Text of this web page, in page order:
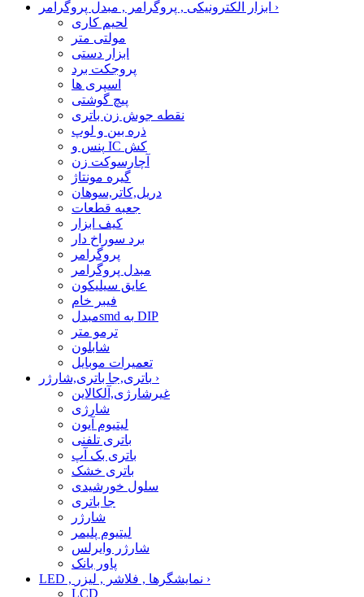
›
لحیم کاری
مولتی متر
ابزار دستی
پروجکت برد
اسپری ها
پیچ گوشتی
نقطه جوش زن باتری
ذره بین و لوپ
پنس و IC کش
آچارسوکت زن
گیره مونتاژ
دریل,کاتر,سوهان
جعبه قطعات
کیف ابزار
برد سوراخ دار
پروگرامر
مبدل پروگرامر
عایق سیلیکون
فیبر خام
مبدلsmd به DIP
ترمو متر
شابلون
تعمیرات موبایل
›
غیرشارژی,آلکالاین
شارژی
لیتیوم آیون
باتری تلفنی
باتری بک آپ
باتری خشک
سلول خورشیدی
جا باتری
شارژر
لیتیوم پلیمر
شارژر وایرلس
پاور بانک
›
LCD